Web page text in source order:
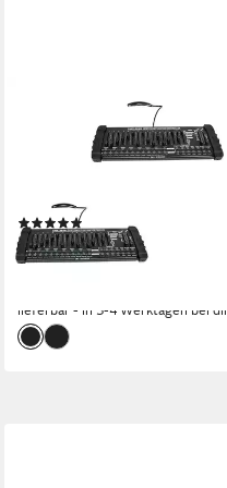
DJ Controller 384-Kanal-DJ-
Controller, DMX-
Bühnenbeleuchtungskonsole
199,99 € UVP251,98 €
18,27 €mtl. in 12 Raten
lieferbar - in 3-4 Werktagen bei dir